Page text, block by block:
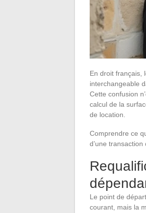
En droit français,
interchangeable
Cette confusion
calcul de la
de location.
Comprendre ce
d’une transaction
Le point de
courant, mais la